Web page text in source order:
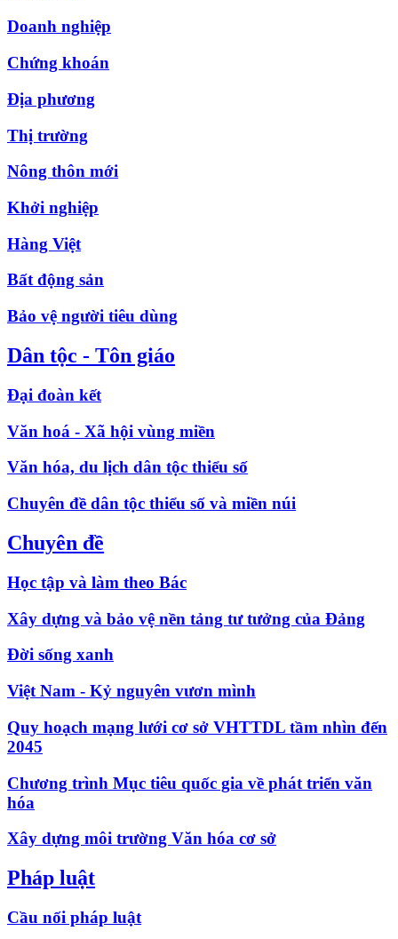
Doanh nghiệp
Chứng khoán
Địa phương
Thị trường
Nông thôn mới
Khởi nghiệp
Hàng Việt
Bất động sản
Bảo vệ người tiêu dùng
Dân tộc - Tôn giáo
Đại đoàn kết
Văn hoá - Xã hội vùng miền
Văn hóa, du lịch dân tộc thiểu số
Chuyên đề dân tộc thiểu số và miền núi
Chuyên đề
Học tập và làm theo Bác
Xây dựng và bảo vệ nền tảng tư tưởng của Đảng
Đời sống xanh
Việt Nam - Kỷ nguyên vươn mình
Quy hoạch mạng lưới cơ sở VHTTDL tầm nhìn đến
2045
Chương trình Mục tiêu quốc gia về phát triển văn
hóa
Xây dựng môi trường Văn hóa cơ sở
Pháp luật
Cầu nối pháp luật